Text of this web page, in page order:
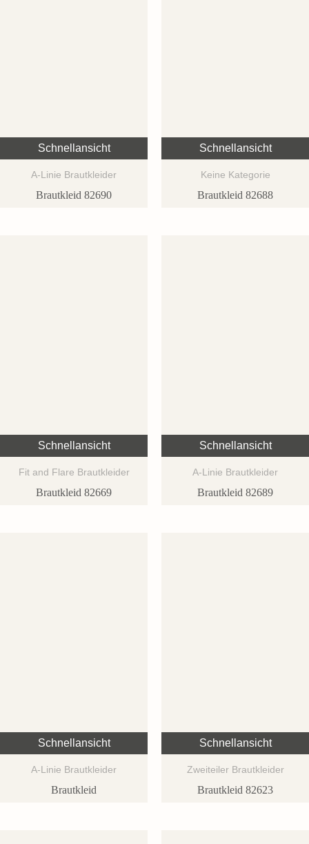
Schnellansicht
A-Linie Brautkleider
Brautkleid 82690
Schnellansicht
Keine Kategorie
Brautkleid 82688
Schnellansicht
Fit and Flare Brautkleider
Brautkleid 82669
Schnellansicht
A-Linie Brautkleider
Brautkleid 82689
Schnellansicht
A-Linie Brautkleider
Brautkleid
Schnellansicht
Zweiteiler Brautkleider
Brautkleid 82623